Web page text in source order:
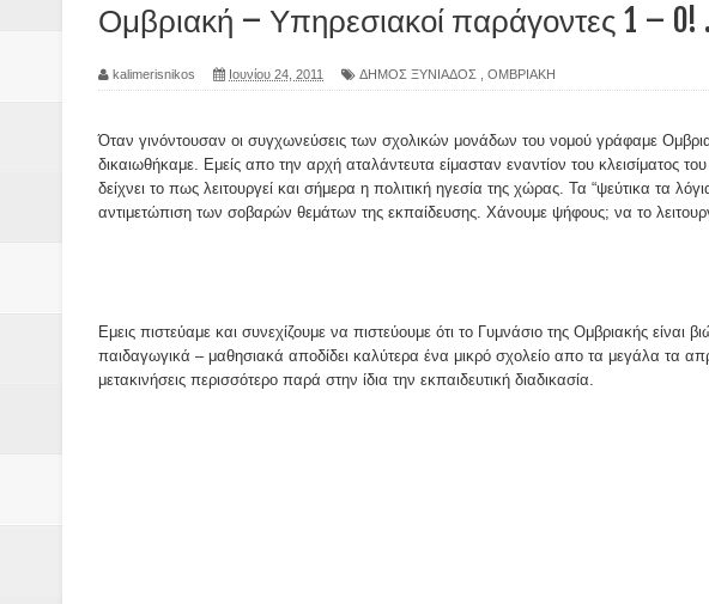
Δύο νέα μηχανήμτα στο Δήμο Δομοκού.
ΝΟΕΜΒΡΙΟΣ 1943 80 χρόνια από το κάψιμο των
Πρωτάθλημα με την Αυστρία!
Ομβριακή – Υπηρεσιακοί παράγοντες 1 – 0! .
kalimerisnikos Ιουνίου 24, 2011 ΔΗΜΟΣ ΞΥΝΙΑΔΟΣ ΟΜΒΡΙΑΚΗ
Όταν γινόντουσαν οι συγχωνεύσεις των σχολικών μονάδων του νομού γράφαμε
δικαιωθήκαμε. Εμείς απο την αρχή αταλάντευτα είμασταν εναντίον του κλεισίματος
δείχνει το πως λειτουργεί και σήμερα η πολιτική ηγεσία της χώρας. Τα “ψεύτικα τα
αντιμετώπιση των σοβαρών θεμάτων της εκπαίδευσης. Χάνουμε ψήφους; να το
Εμεις πιστεύαμε και συνεχίζουμε να πιστεύουμε ότι το Γυμνάσιο της Ομβριακής είναι
παιδαγωγικά – μαθησιακά αποδίδει καλύτερα ένα μικρό σχολείο απο τα μεγάλα τα
μετακινήσεις περισσότερο παρά στην ίδια την εκπαιδευτική διαδικασία.